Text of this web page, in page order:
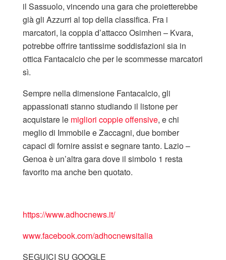
il Sassuolo, vincendo una gara che proietterebbe
già gli Azzurri al top della classifica. Fra i
marcatori, la coppia d’attacco Osimhen – Kvara,
potrebbe offrire tantissime soddisfazioni sia in
ottica Fantacalcio che per le scommesse marcatori
sì.
Sempre nella dimensione Fantacalcio, gli
appassionati stanno studiando il listone per
acquistare le migliori coppie offensive, e chi
meglio di Immobile e Zaccagni, due bomber
capaci di fornire assist e segnare tanto. Lazio –
Genoa è un’altra gara dove il simbolo 1 resta
favorito ma anche ben quotato.
https://www.adhocnews.it/
www.facebook.com/adhocnewsitalia
SEGUICI SU GOOGLE